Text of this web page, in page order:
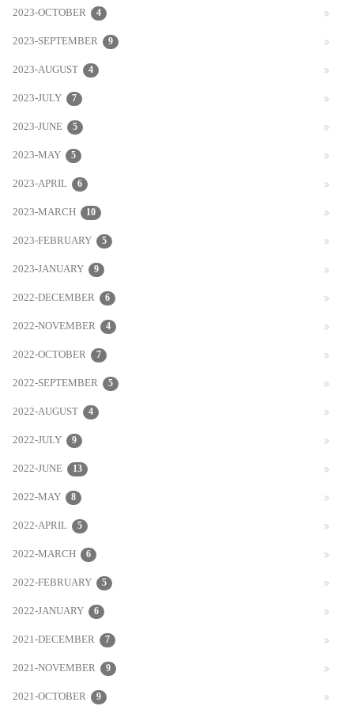
2023-OCTOBER 4
2023-SEPTEMBER 9
2023-AUGUST 4
2023-JULY 7
2023-JUNE 5
2023-MAY 5
2023-APRIL 6
2023-MARCH 10
2023-FEBRUARY 5
2023-JANUARY 9
2022-DECEMBER 6
2022-NOVEMBER 4
2022-OCTOBER 7
2022-SEPTEMBER 5
2022-AUGUST 4
2022-JULY 9
2022-JUNE 13
2022-MAY 8
2022-APRIL 5
2022-MARCH 6
2022-FEBRUARY 5
2022-JANUARY 6
2021-DECEMBER 7
2021-NOVEMBER 9
2021-OCTOBER 9